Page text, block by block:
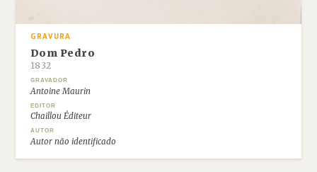
GRAVURA
Dom Pedro
1832
GRAVADOR
Antoine Maurin
EDITOR
Chaillou Éditeur
AUTOR
Autor não identificado